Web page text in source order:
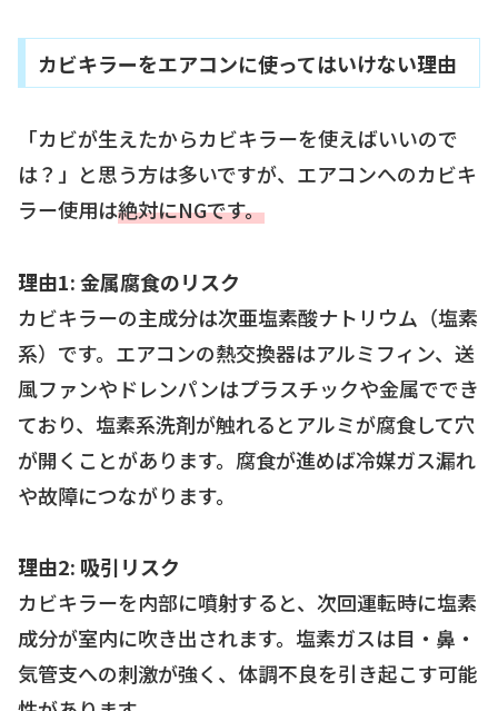
カビキラーをエアコンに使ってはいけない理由
「カビが生えたからカビキラーを使えばいいので
は？」と思う方は多いですが、エアコンへのカビキ
ラー使用は絶対にNGです。
理由1: 金属腐食のリスク
カビキラーの主成分は次亜塩素酸ナトリウム（塩素
系）です。エアコンの熱交換器はアルミフィン、送
風ファンやドレンパンはプラスチックや金属ででき
ており、塩素系洗剤が触れるとアルミが腐食して穴
が開くことがあります。腐食が進めば冷媒ガス漏れ
や故障につながります。
理由2: 吸引リスク
カビキラーを内部に噴射すると、次回運転時に塩素
成分が室内に吹き出されます。塩素ガスは目・鼻・
気管支への刺激が強く、体調不良を引き起こす可能